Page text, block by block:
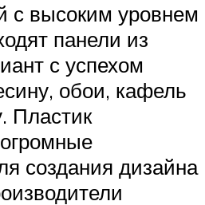
высоким уровнем
панели из
с успехом
обои, кафель
Пластик
создания дизайна